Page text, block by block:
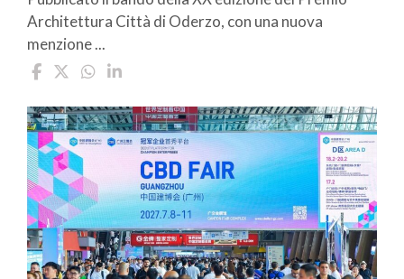
Architettura Città di Oderzo, con una nuova
menzione ...